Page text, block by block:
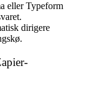
eller Typeform
dirigere